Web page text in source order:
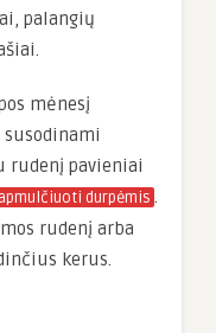
palangių
mėnesį
susodinami
rudenį pavieniai
apmulčiuoti durpėmis .
rudenį arba
kerus.